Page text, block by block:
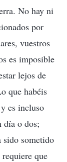
No hay ni
por
vuestros
es imposible
lejos de
que habéis
es incluso
día o dos;
sido sometido
que